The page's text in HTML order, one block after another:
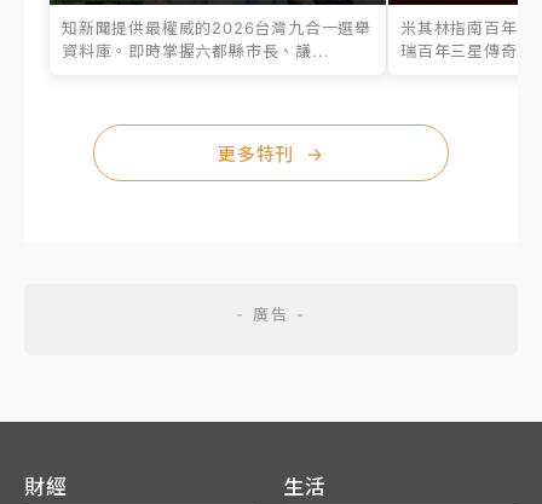
知新聞提供最權威的2026台灣九合一選舉
資料庫。即時掌握六都縣市長、議...
米其林指南百年之
瑞百年三星傳奇、
更多特刊 →
財經 生活